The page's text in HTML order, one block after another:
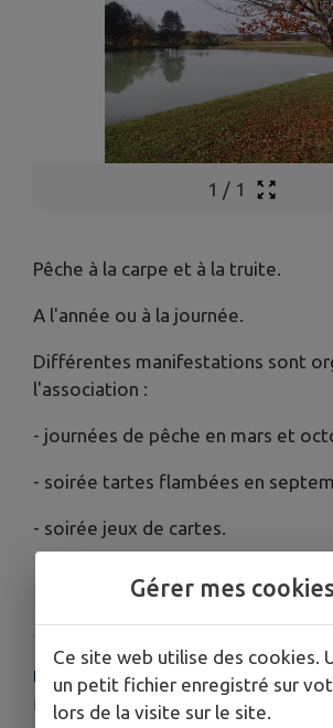
1 / 1
Pêche à la carpe et à la truite.
A l'année ou à la journée.
Différentes manifestations sont
l'association :
- journées de pêche en mars et
- soirée tartes flambées en
- soirée jeux de cartes.
HORAIRES
Période d'ouverture du 1er avril au 31
Gérer mes
Ce site web utilise des cookies.
un petit fichier enregistré sur
lors de la visite sur le site.